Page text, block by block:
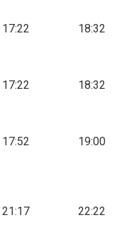
17:22 18:32
17:22 18:32
17:52 19:00
21:17 22:22